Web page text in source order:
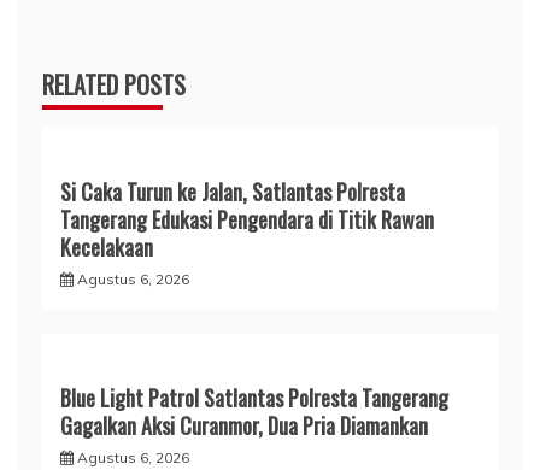
RELATED POSTS
Si Caka Turun ke Jalan, Satlantas Polresta
Tangerang Edukasi Pengendara di Titik Rawan
Kecelakaan
Agustus 6, 2026
Blue Light Patrol Satlantas Polresta Tangerang
Gagalkan Aksi Curanmor, Dua Pria Diamankan
Agustus 6, 2026